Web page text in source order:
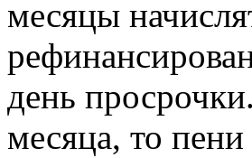
месяцы
день
месяца, то